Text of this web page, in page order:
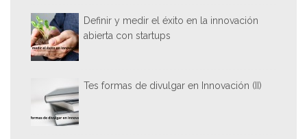
Definir y medir el éxito en la innovación
abierta con startups
Tes formas de divulgar en Innovación (II)